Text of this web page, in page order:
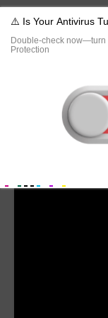
Кот из США
прыжкам